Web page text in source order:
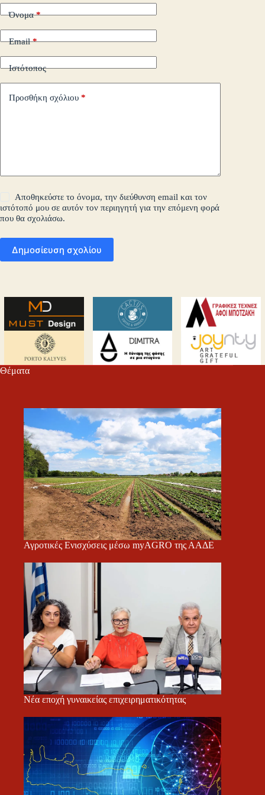
Όνομα*
Email*
Ιστότοπος
Προσθήκη σχόλιου *
Αποθηκεύστε το όνομα, την διεύθυνση email και τον
ιστότοπό μου σε αυτόν τον περιηγητή για την επόμενη φορά
που θα σχολιάσω.
Δημοσίευση σχολίου
Θέματα
Αγροτικές Ενισχύσεις μέσω myAGRO της ΑΑΔΕ
Νέα εποχή γυναικείας επιχειρηματικότητας